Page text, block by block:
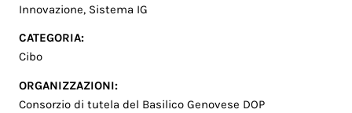
Innovazione, Sistema IG
CATEGORIA:
Cibo
ORGANIZZAZIONI:
Consorzio di tutela del Basilico Genovese DOP